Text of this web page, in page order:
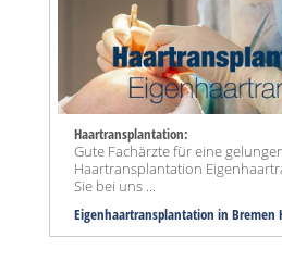
Haartransplantation:
Gute Fachärzte für eine
Haartransplantation
Sie bei uns ...
Eigenhaartransplantation in Bremen